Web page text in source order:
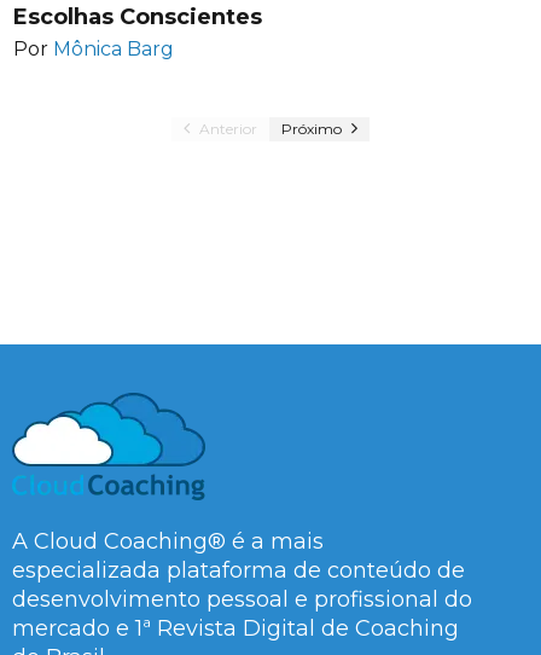
Escolhas Conscientes
Por Mônica Barg
Anterior Próximo
A Cloud Coaching® é a mais
especializada plataforma de conteúdo de
desenvolvimento pessoal e profissional do
mercado e 1ª Revista Digital de Coaching